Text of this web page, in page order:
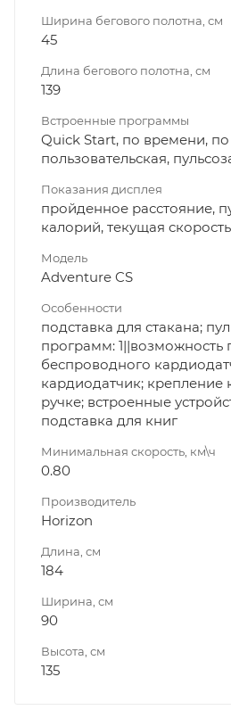
Ширина бегового полотна, см
45
Длина бегового полотна, см
139
Встроенные программы
Quick Start, по времени,
пользовательская,
Показания дисплея
пройденное расстояние,
калорий, текущая
Модель
Adventure CS
Особенности
подставка для стакана;
программ: 1||возможность
беспроводного
кардиодатчик; крепление
ручке; встроенные
подставка для книг
Минимальная скорость, км\ч
0.80
Производитель
Horizon
Длина, см
184
Ширина, см
90
Высота, см
135